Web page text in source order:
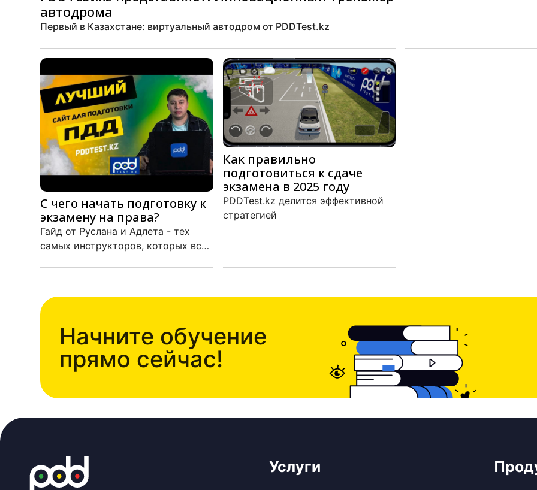
автодрома
Первый в Казахстане: виртуальный автодром от PDDTest.kz
С чего начать подготовку к
экзамену на права?
Гайд от Руслана и Адлета - тех
самых инструкторов, которых все
Как правильно
подготовиться к сдаче
экзамена в 2025 году
PDDTest.kz делится эффективной
стратегией
Начните обучение
прямо сейчас!
Услуги